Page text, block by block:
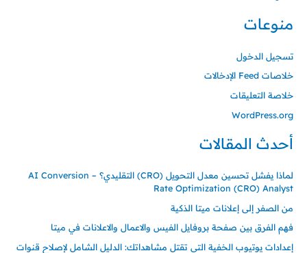
منوعات
تسجيل الدخول
خلاصات Feed الإدخالات
خلاصة التعليقات
WordPress.org
أحدث المقالات
لماذا يفشل تحسين معدل التحويل (CRO) التقليدي؟ – AI Conversion
Rate Optimization (CRO) Analyst
من الصفر إلى إعلانات ميتا الذكية
فهم الفرق بين صفحة بروفايل الفيس والاعمال والاعلانات في ميتا
إعدادات يوتيوب الخفية التي تقتل مشاهداتك: الدليل الشامل لإصلاح قنوات